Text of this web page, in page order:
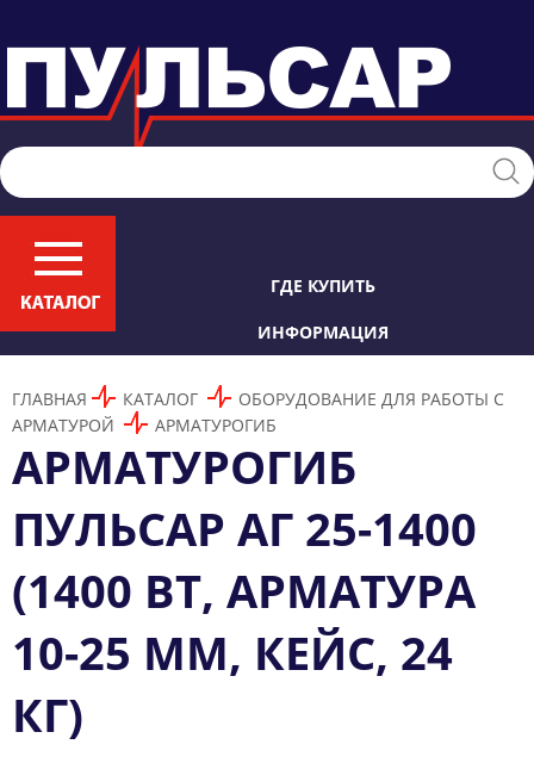
ГДЕ КУПИТЬ
ИНФОРМАЦИЯ
ГЛАВНАЯ КАТАЛОГ
ОБОРУДОВАНИЕ ДЛЯ РАБОТЫ С
АРМАТУРОЙ
АРМАТУРОГИБ
АРМАТУРОГИБ
ПУЛЬСАР АГ 25-1400
(1400 ВТ, АРМАТУРА
10-25 ММ, КЕЙС, 24
КГ)